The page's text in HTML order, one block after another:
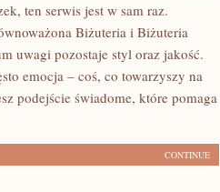
ten serwis jest w sam raz.
Biżuteria i Biżuteria
uwagi pozostaje styl oraz jakość.
emocja – coś, co towarzyszy na
podejście świadome, które pomaga
CONTINUE